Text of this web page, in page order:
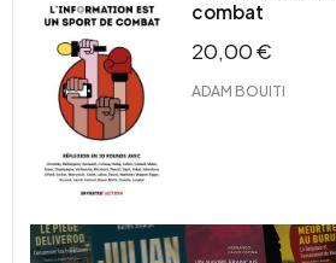
combat
20,00€
ADAM BOUITI